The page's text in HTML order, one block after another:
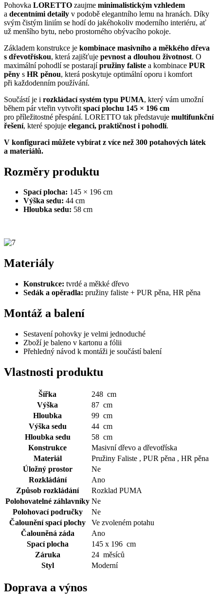
Pohovka LORETTO zaujme minimalistickým vzhledem
a decentními detaily v podobě elegantního lemu na hranách. Díky
svým čistým liniím se hodí do jakéhokoliv moderního interiéru, ať
už menšího bytu, nebo prostorného obývacího pokoje.
Základem konstrukce je kombinace masivního a měkkého dřeva
s dřevotřískou, která zajišťuje pevnost a dlouhou životnost. O
maximální pohodlí se postarajípružiny faliste a kombinace PUR
pěny s HR pěnou, která poskytuje optimální oporu i komfort
při každodenním používání.
Součástí je i rozkládací systém typu PUMA, který vám umožní
během pár vteřin vytvořit spací plochu 145 × 196 cm
pro příležitostné přespání. LORETTO tak představuje multifunkční
řešení, které spojuje eleganci, praktičnost i pohodlí.
V konfiguraci můžete vybírat z více než 300 potahových látek
a materiálů.
Rozměry produktu
Spací plocha: 145 × 196 cm
Výška sedu: 44 cm
Hloubka sedu: 58 cm
Materiály
Konstrukce: tvrdé a měkké dřevo
Sedák a opěradla: pružiny faliste + PUR pěna, HR pěna
Montáž a balení
Sestavení pohovky je velmi jednoduché
Zboží je baleno v kartonu a fólii
Přehledný návod k montáži je součástí balení
Vlastnosti produktu
Šířka
248 cm
Výška
87 cm
Hloubka
99 cm
Výška sedu
44 cm
Hloubka sedu
58 cm
Konstrukce
Masivní dřevo a dřevotříska
Materiál
Pružiny Faliste , PUR pěna , HR pěna
Úložný prostor
Ne
Rozkládání
Ano
Způsob rozkládání
Rozklad PUMA
Polohovatelné záhlavníky Ne
Polohovací područky
Ne
Čalounění spací plochy
Ve zvoleném potahu
Čalouněná záda
Ano
Spací plocha
145 x 196 cm
Záruka
24 měsíců
Styl
Moderní
Doprava a výnos